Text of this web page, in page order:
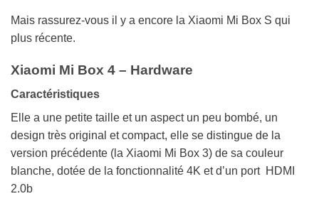
Mais rassurez-vous il y a encore la Xiaomi Mi Box S qui
plus récente.
Xiaomi Mi Box 4 – Hardware
Caractéristiques
Elle a une petite taille et un aspect un peu bombé, un
design très original et compact, elle se distingue de la
version précédente (la Xiaomi Mi Box 3) de sa couleur
blanche, dotée de la fonctionnalité 4K et d’un port HDMI
2.0b